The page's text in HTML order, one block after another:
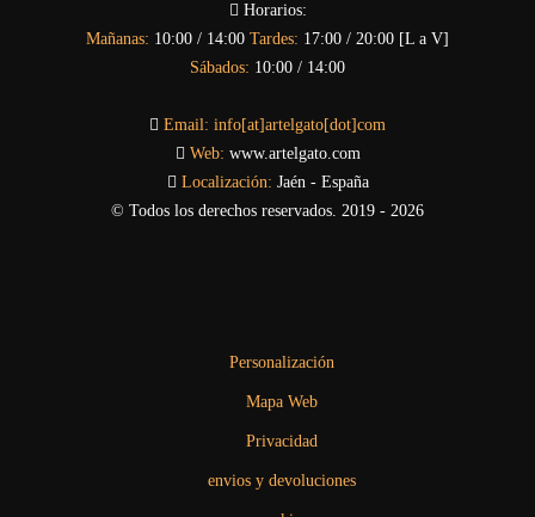
Horarios:
Mañanas: 10:00 / 14:00 Tardes: 17:00 / 20:00 [L a V]
Sábados: 10:00 / 14:00
Email: info[at]artelgato[dot]com
Web: www.artelgato.com
Localización: Jaén - España
© Todos los derechos reservados. 2019 - 2026
Personalización
Mapa Web
Privacidad
envios y devoluciones